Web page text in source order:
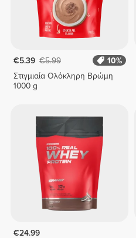
€5.39 €5.99
10%
Στιγμιαία Ολόκληρη Βρώμη
1000 g
€24.99